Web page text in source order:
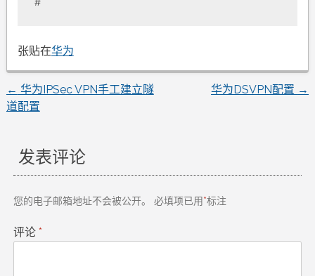
#
张贴在华为
文
导
航
← 华为IPSec VPN手工建立隧
道配置
华为DSVPN配置 →
发表评论
您的电子邮箱地址不会被公开。 必填项已用*标注
评论 *